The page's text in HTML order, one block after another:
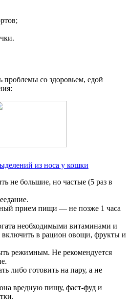
проблемы со здоровьем, едой
из носа у кошки
не большие, но частые (5 раз в
прием пищи — не позже 1 часа
необходимыми витаминами и
в рацион овощи, фрукты и
режимным. Не рекомендуется
либо готовить на пару, а не
вредную пищу, фаст-фуд и